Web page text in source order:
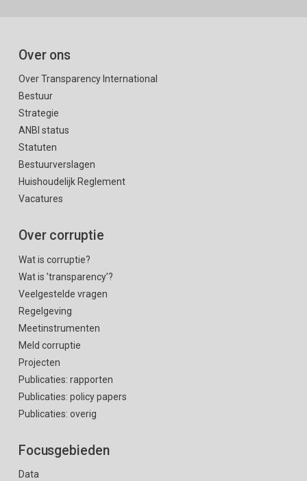
Over ons
Over Transparency International
Bestuur
Strategie
ANBI status
Statuten
Bestuurverslagen
Huishoudelijk Reglement
Vacatures
Over corruptie
Wat is corruptie?
Wat is ’transparency’?
Veelgestelde vragen
Regelgeving
Meetinstrumenten
Meld corruptie
Projecten
Publicaties: rapporten
Publicaties: policy papers
Publicaties: overig
Focusgebieden
Data